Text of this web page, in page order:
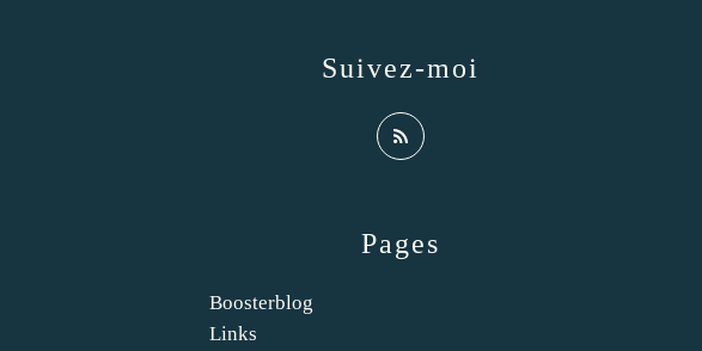
Pages
Boosterblog
Links
Suivez-moi